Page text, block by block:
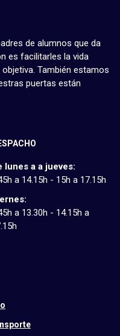
de alumnos que da
es facilitarles la vida
También estamos
puertas están
lunes a a jueves:
a 14.15h - 15h a 17.15h
a 13.30h - 14.15h a